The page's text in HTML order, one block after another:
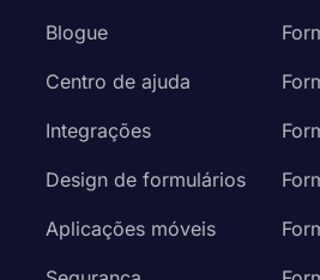
Blogue
Centro de ajuda
Integrações
Design de formulários
Aplicações móveis